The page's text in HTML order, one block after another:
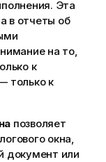
Эта
в отчеты об
на то,
к
только к
позволяет
окна,
документ или